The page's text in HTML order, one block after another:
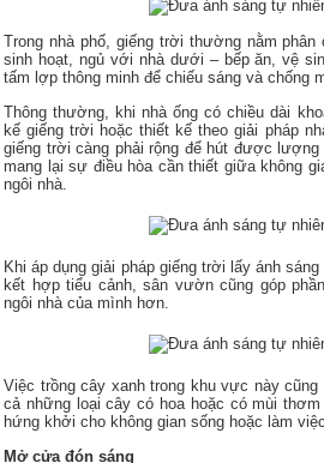
Trong nhà phố, giếng trời thường nằm phân
sinh hoạt, ngủ với nhà dưới – bếp ăn, vệ
tấm lợp thông minh để chiếu sáng và chống
Thông thường, khi nhà ống có chiều dài
kế giếng trời hoặc thiết kế theo giải pháp
giếng trời càng phải rộng để hút được lượng
mang lại sự điều hòa cần thiết giữa không
ngôi nhà.
Khi áp dụng giải pháp giếng trời lấy ánh
kết hợp tiểu cảnh, sân vườn cũng góp
ngôi nhà của mình hơn.
Việc trồng cây xanh trong khu vực này
cả những loại cây có hoa hoặc có mùi
hứng khởi cho không gian sống hoặc làm
Mở cửa đón sáng